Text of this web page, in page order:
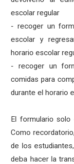
escolar regular
- recoger un
escolar y
horario escolar
- recoger un
comidas para
durante el horario
El formulario solo
Como
de los
deba hacer la